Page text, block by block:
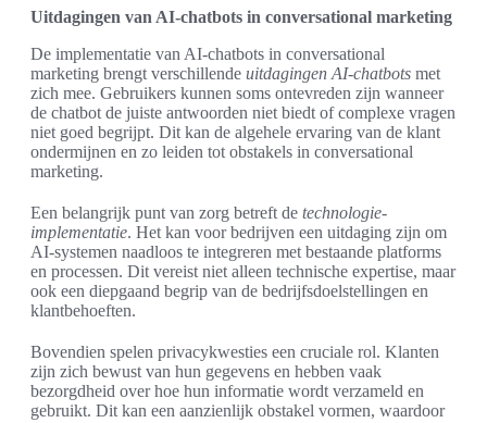
Uitdagingen van AI-chatbots in conversational marketing
De implementatie van AI-chatbots in conversational
marketing brengt verschillende uitdagingen AI-chatbots met
zich mee. Gebruikers kunnen soms ontevreden zijn wanneer
de chatbot de juiste antwoorden niet biedt of complexe vragen
niet goed begrijpt. Dit kan de algehele ervaring van de klant
ondermijnen en zo leiden tot obstakels in conversational
marketing.
Een belangrijk punt van zorg betreft de technologie-
implementatie. Het kan voor bedrijven een uitdaging zijn om
AI-systemen naadloos te integreren met bestaande platforms
en processen. Dit vereist niet alleen technische expertise, maar
ook een diepgaand begrip van de bedrijfsdoelstellingen en
klantbehoeften.
Bovendien spelen privacykwesties een cruciale rol. Klanten
zijn zich bewust van hun gegevens en hebben vaak
bezorgdheid over hoe hun informatie wordt verzameld en
gebruikt. Dit kan een aanzienlijk obstakel vormen, waardoor